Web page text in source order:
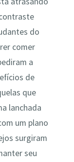
do
comer
a
de
que
lanchada
um plano
surgiram
seu